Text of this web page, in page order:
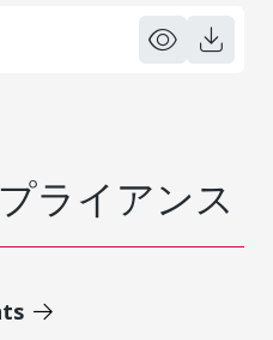
ライアンス